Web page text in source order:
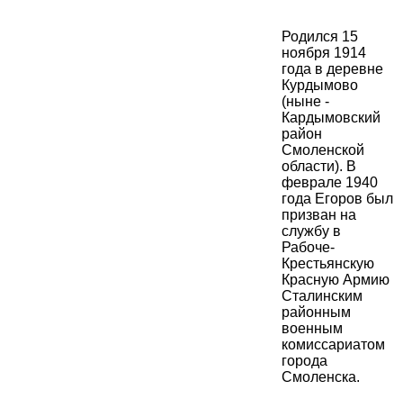
Родился 15
ноября 1914
года в деревне
Курдымово
(ныне -
Кардымовский
район
Смоленской
области). В
феврале 1940
года Егоров был
призван на
службу в
Рабоче-
Крестьянскую
Красную Армию
Сталинским
районным
военным
комиссариатом
города
Смоленска.